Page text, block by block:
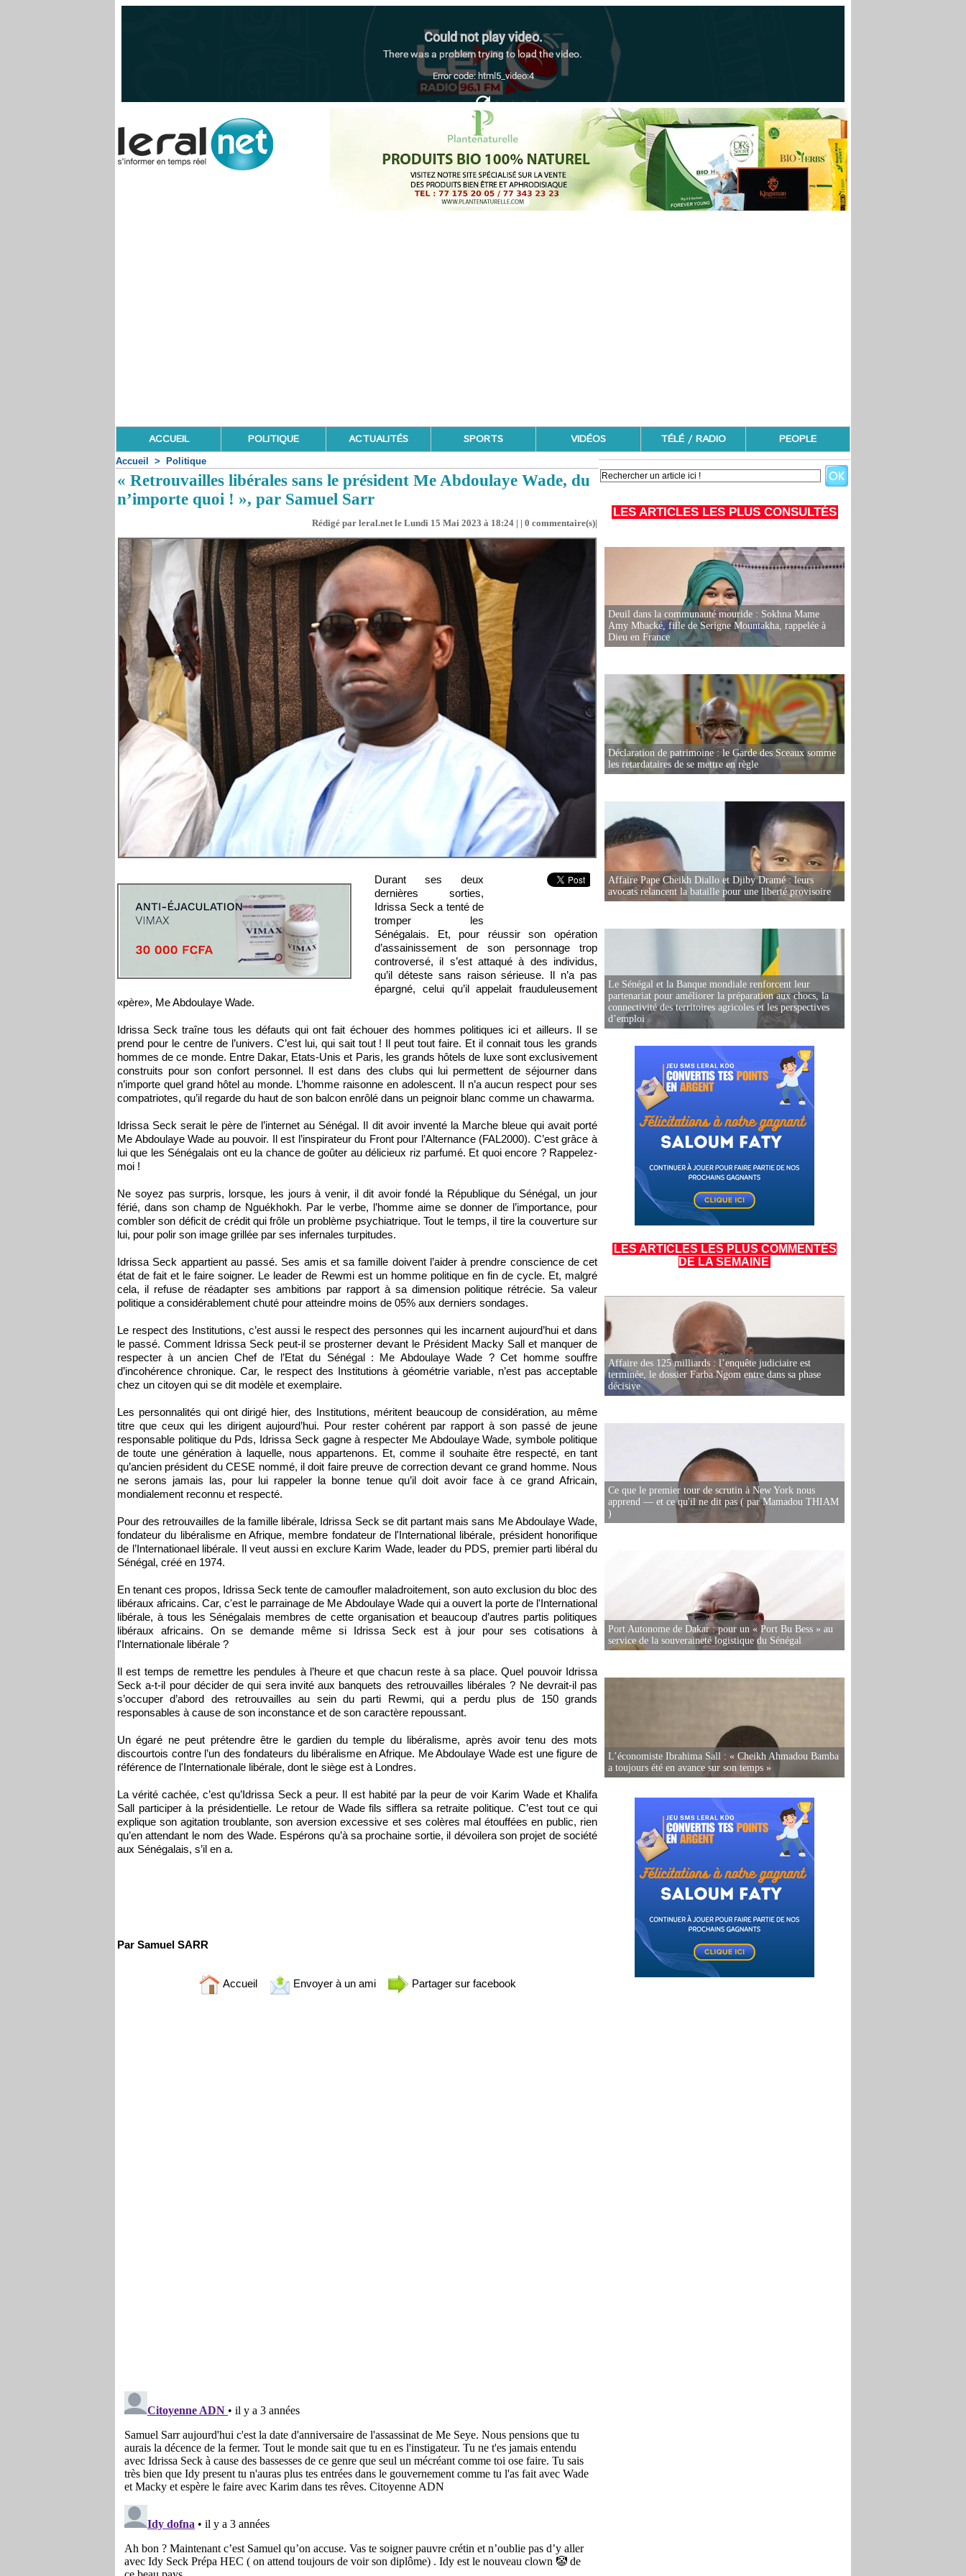
ACCUEIL POLITIQUE ACTUALITÉS SPORTS VIDÉOS TÉLÉ / RADIO PEOPLE
Accueil > Politique
« Retrouvailles libérales sans le président Me Abdoulaye Wade, du
n’importe quoi ! », par Samuel Sarr
Rédigé par leral.net le Lundi 15 Mai 2023 à 18:24 | | 0 commentaire(s)|
Durant ses deux
dernières sorties,
Idrissa Seck a tenté de
tromper les
Sénégalais. Et, pour réussir son opération
d’assainissement de son personnage trop
controversé, il s’est attaqué à des individus,
qu’il déteste sans raison sérieuse. Il n’a pas
épargné, celui qu’il appelait frauduleusement
«père», Me Abdoulaye Wade.
Idrissa Seck traîne tous les défauts qui ont fait échouer des hommes politiques ici et ailleurs. Il se
prend pour le centre de l’univers. C’est lui, qui sait tout ! Il peut tout faire. Et il connait tous les grands
hommes de ce monde. Entre Dakar, Etats-Unis et Paris, les grands hôtels de luxe sont exclusivement
construits pour son confort personnel. Il est dans des clubs qui lui permettent de séjourner dans
n’importe quel grand hôtel au monde. L’homme raisonne en adolescent. Il n’a aucun respect pour ses
compatriotes, qu’il regarde du haut de son balcon enrôlé dans un peignoir blanc comme un chawarma.
Idrissa Seck serait le père de l’internet au Sénégal. Il dit avoir inventé la Marche bleue qui avait porté
Me Abdoulaye Wade au pouvoir. Il est l’inspirateur du Front pour l’Alternance (FAL2000). C’est grâce à
lui que les Sénégalais ont eu la chance de goûter au délicieux riz parfumé. Et quoi encore ? Rappelez-
moi !
Ne soyez pas surpris, lorsque, les jours à venir, il dit avoir fondé la République du Sénégal, un jour
férié, dans son champ de Nguékhokh. Par le verbe, l’homme aime se donner de l’importance, pour
combler son déficit de crédit qui frôle un problème psychiatrique. Tout le temps, il tire la couverture sur
lui, pour polir son image grillée par ses infernales turpitudes.
Idrissa Seck appartient au passé. Ses amis et sa famille doivent l’aider à prendre conscience de cet
état de fait et le faire soigner. Le leader de Rewmi est un homme politique en fin de cycle. Et, malgré
cela, il refuse de réadapter ses ambitions par rapport à sa dimension politique rétrécie. Sa valeur
politique a considérablement chuté pour atteindre moins de 05% aux derniers sondages.
Le respect des Institutions, c’est aussi le respect des personnes qui les incarnent aujourd’hui et dans
le passé. Comment Idrissa Seck peut-il se prosterner devant le Président Macky Sall et manquer de
respecter à un ancien Chef de l’Etat du Sénégal : Me Abdoulaye Wade ? Cet homme souffre
d’incohérence chronique. Car, le respect des Institutions à géométrie variable, n’est pas acceptable
chez un citoyen qui se dit modèle et exemplaire.
Les personnalités qui ont dirigé hier, des Institutions, méritent beaucoup de considération, au même
titre que ceux qui les dirigent aujourd’hui. Pour rester cohérent par rapport à son passé de jeune
responsable politique du Pds, Idrissa Seck gagne à respecter Me Abdoulaye Wade, symbole politique
de toute une génération à laquelle, nous appartenons. Et, comme il souhaite être respecté, en tant
qu’ancien président du CESE nommé, il doit faire preuve de correction devant ce grand homme. Nous
ne serons jamais las, pour lui rappeler la bonne tenue qu’il doit avoir face à ce grand Africain,
mondialement reconnu et respecté.
Pour des retrouvailles de la famille libérale, Idrissa Seck se dit partant mais sans Me Abdoulaye Wade,
fondateur du libéralisme en Afrique, membre fondateur de l'International libérale, président honorifique
de l’Internationael libérale. Il veut aussi en exclure Karim Wade, leader du PDS, premier parti libéral du
Sénégal, créé en 1974.
En tenant ces propos, Idrissa Seck tente de camoufler maladroitement, son auto exclusion du bloc des
libéraux africains. Car, c'est le parrainage de Me Abdoulaye Wade qui a ouvert la porte de l'International
libérale, à tous les Sénégalais membres de cette organisation et beaucoup d’autres partis politiques
libéraux africains. On se demande même si Idrissa Seck est à jour pour ses cotisations à
l'Internationale libérale ?
Il est temps de remettre les pendules à l’heure et que chacun reste à sa place. Quel pouvoir Idrissa
Seck a-t-il pour décider de qui sera invité aux banquets des retrouvailles libérales ? Ne devrait-il pas
s’occuper d’abord des retrouvailles au sein du parti Rewmi, qui a perdu plus de 150 grands
responsables à cause de son inconstance et de son caractère repoussant.
Un égaré ne peut prétendre être le gardien du temple du libéralisme, après avoir tenu des mots
discourtois contre l’un des fondateurs du libéralisme en Afrique. Me Abdoulaye Wade est une figure de
référence de l'Internationale libérale, dont le siège est à Londres.
La vérité cachée, c’est qu’Idrissa Seck a peur. Il est habité par la peur de voir Karim Wade et Khalifa
Sall participer à la présidentielle. Le retour de Wade fils sifflera sa retraite politique. C’est tout ce qui
explique son agitation troublante, son aversion excessive et ses colères mal étouffées en public, rien
qu’en attendant le nom des Wade. Espérons qu’à sa prochaine sortie, il dévoilera son projet de société
aux Sénégalais, s’il en a.
Par Samuel SARR
Accueil Envoyer à un ami Partager sur facebook
LES ARTICLES LES PLUS CONSULTÉS
Deuil dans la communauté mouride : Sokhna Mame
Amy Mbacké, fille de Serigne Mountakha, rappelée à
Dieu en France
Déclaration de patrimoine : le Garde des Sceaux somme
les retardataires de se mettre en règle
Affaire Pape Cheikh Diallo et Djiby Dramé : leurs
avocats relancent la bataille pour une liberté provisoire
Le Sénégal et la Banque mondiale renforcent leur
partenariat pour améliorer la préparation aux chocs, la
connectivité des territoires agricoles et les perspectives
d’emploi
LES ARTICLES LES PLUS COMMENTÉS
DE LA SEMAINE
Affaire des 125 milliards : l’enquête judiciaire est
terminée, le dossier Farba Ngom entre dans sa phase
décisive
Ce que le premier tour de scrutin à New York nous
apprend — et ce qu'il ne dit pas ( par Mamadou THIAM
)
Port Autonome de Dakar : pour un « Port Bu Bess » au
service de la souveraineté logistique du Sénégal
L’économiste Ibrahima Sall : « Cheikh Ahmadou Bamba
a toujours été en avance sur son temps »